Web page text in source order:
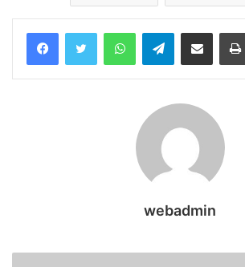
WhatsAppTelegramShare via Email
webadmin